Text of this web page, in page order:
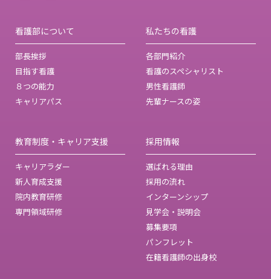
看護部について
部長挨拶
目指す看護
８つの能力
キャリアパス
私たちの看護
各部門紹介
看護のスペシャリスト
男性看護師
先輩ナースの姿
教育制度・キャリア支援
キャリアラダー
新人育成支援
院内教育研修
専門領域研修
採用情報
選ばれる理由
採用の流れ
インターンシップ
見学会・説明会
募集要項
パンフレット
在籍看護師の出身校